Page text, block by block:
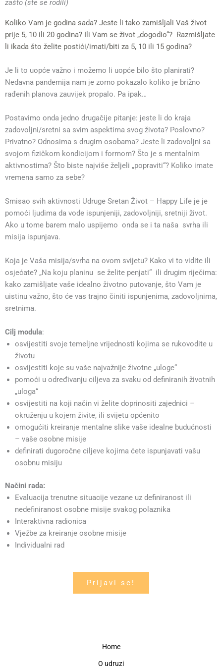
zašto (ste se rodili)
Koliko Vam je godina sada? Jeste li tako zamišljali Vaš život
prije 5, 10 ili 20 godina? Ili Vam se život „dogodio“? Razmišljate
li ikada što želite postići/imati/biti za 5, 10 ili 15 godina?
Je li to uopće važno i možemo li uopće bilo što planirati?
Nedavna pandemija nam je zorno pokazalo koliko je brižno
rađenih planova zauvijek propalo. Pa ipak…
Postavimo onda jedno drugačije pitanje: jeste li do kraja
zadovoljni/sretni sa svim aspektima svog života? Poslovno?
Privatno? Odnosima s drugim osobama? Jeste li zadovoljni sa
svojom fizičkom kondicijom i formom? Što je s mentalnim
aktivnostima? Što biste najviše željeli „popraviti“? Koliko imate
vremena samo za sebe?
Smisao svih aktivnosti Udruge Sretan Život – Happy Life je je
pomoći ljudima da vode ispunjeniji, zadovoljniji, sretniji život.
Ako u tome barem malo uspijemo onda se i ta naša svrha ili
misija ispunjava.
Koja je Vaša misija/svrha na ovom svijetu? Kako vi to vidite ili
osjećate? „Na koju planinu se želite penjati“ ili drugim riječima:
kako zamišljate vaše idealno životno putovanje, što Vam je
uistinu važno, što će vas trajno činiti ispunjenima, zadovoljnima,
sretnima.
Cilj modula:
osvijestiti svoje temeljne vrijednosti kojima se rukovodite u
životu
osvijestiti koje su vaše najvažnije životne „uloge“
pomoći u određivanju ciljeva za svaku od definiranih životnih
„uloga“
osvijestiti na koji način vi želite doprinositi zajednici –
okruženju u kojem živite, ili svijetu općenito
omogućiti kreiranje mentalne slike vaše idealne budućnosti
– vaše osobne misije
definirati dugoročne ciljeve kojima ćete ispunjavati vašu
osobnu misiju
Načini rada:
Evaluacija trenutne situacije vezane uz definiranost ili
nedefiniranost osobne misije svakog polaznika
Interaktivna radionica
Vježbe za kreiranje osobne misije
Individualni rad
Prijavi se!
Home
O udruzi